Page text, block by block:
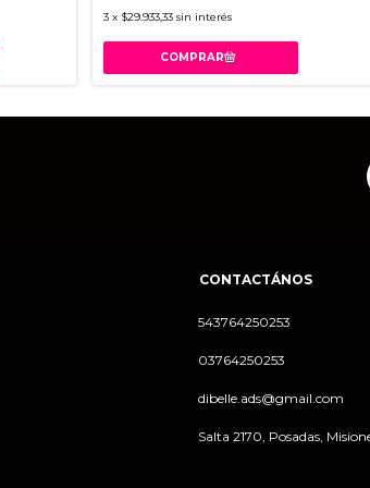
3 x $29.933,33 sin interés
CONTACTÁNOS
543764250253
03764250253
dibelle.ads@gmail.com
Salta 2170, Posadas,